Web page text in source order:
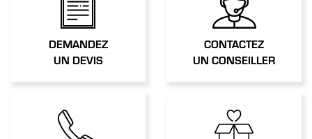
DEMANDEZ
UN DEVIS
CONTACTEZ
UN CONSEILLER